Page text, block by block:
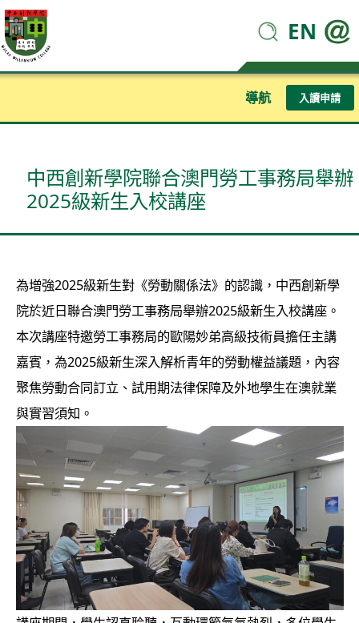
EN
導航 入讀申請
中西創新學院聯合澳門勞工事務局舉辦
2025級新生入校講座
為增強2025級新生對《勞動關係法》的認識，中西創新學
院於近日聯合澳門勞工事務局舉辦2025級新生入校講座。
本次講座特邀勞工事務局的歐陽妙弟高級技術員擔任主講
嘉賓，為2025級新生深入解析青年的勞動權益議題，內容
聚焦勞動合同訂立、試用期法律保障及外地學生在澳就業
與實習須知。